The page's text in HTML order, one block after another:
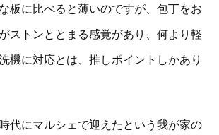
板に比べると薄いのですが、包丁をお
ストンととまる感覚があり、何より軽
機に対応とは、推しポイントしかあり
代にマルシェで迎えたという我が家の